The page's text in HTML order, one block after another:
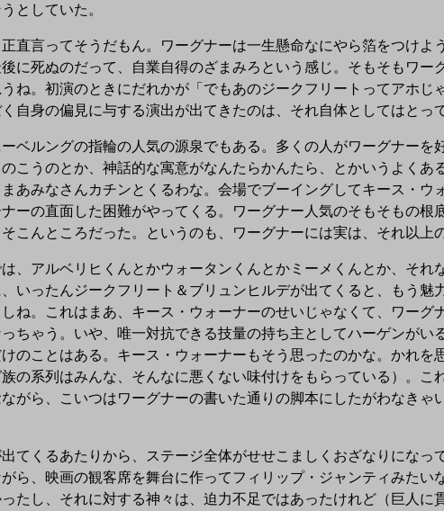
としていた。
言ってそうだもん。ワーグナーは一生懸命なにやら箔をつけよ
に死ぬのだって、自業自得のざまみろという感じ。そもそもワ
ね。初演のときにだれかが「でもあのジークフリートってアホ
自身の偏見に与する演出が出てきたのは、それ自体としてはとっ
ルングの指輪の人気の源泉でもある。多くの人がワーグナーを
こうのとか、神話的な寓意がなんたらかんたら、とかいうよく
あみなさんカチンとくるわな。会場でブーイングしてキース・
の直面した困難がやってくる。ワーグナー人気のそもそもの根
んところだった。というのも、ワーグナーには実は、それ以上
アルベリヒくんとかウォータンくんとかミーメくんとか、それ
ったんジークフリート＆ブリュンヒルデが出てくると、もう魅
ね。これはまあ、キース・ウォーナーのせいじゃなくて、ワー
ちゃう。いや、唯一対抗できる技量の持ち主としてハーゲンが
のことはある。キース・ウォーナーもそう思ったのかな。かれを
の系列はみんな、そんなに悪くない味付けをもらっている）。
がら、こいつはワーグナーの書いた通りの脚本にしたがわなき
てくるあたりから、ステージ全体がせせこましくおざなりになっ
ら、映画の観客席を舞台に作ってフィリップ・ジャンティみたい
たし、それに対する神々は、迫力不足ではあったけれど（巨人に